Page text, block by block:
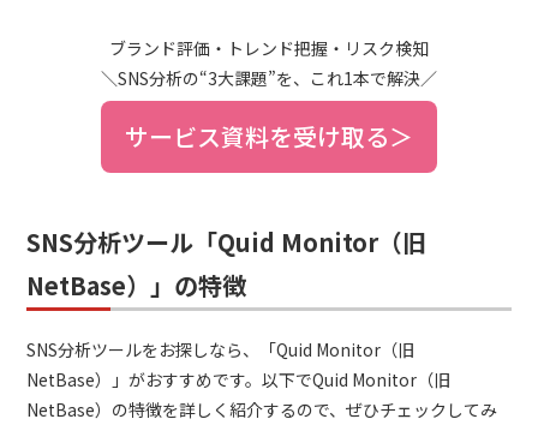
ブランド評価・トレンド把握・リスク検知
＼SNS分析の“3大課題”を、これ1本で解決／
サービス資料を受け取る＞
SNS分析ツール「Quid Monitor（旧
NetBase）」の特徴
SNS分析ツールをお探しなら、「Quid Monitor（旧
NetBase）」がおすすめです。以下でQuid Monitor（旧
NetBase）の特徴を詳しく紹介するので、ぜひチェックしてみ